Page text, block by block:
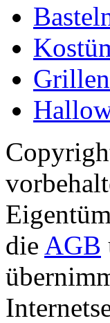
die AGB